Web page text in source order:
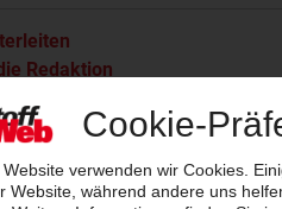
Redaktion